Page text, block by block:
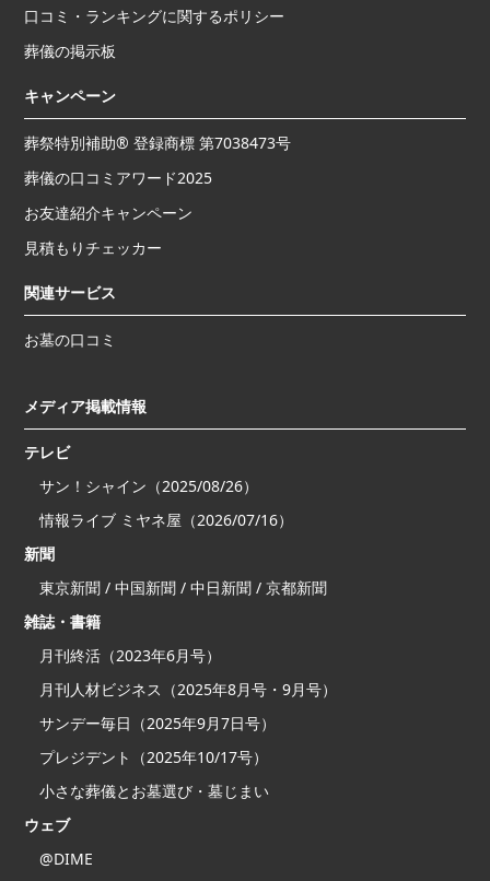
口コミ・ランキングに関するポリシー
葬儀の掲示板
キャンペーン
葬祭特別補助® 登録商標 第7038473号
葬儀の口コミアワード2025
お友達紹介キャンペーン
見積もりチェッカー
関連サービス
お墓の口コミ
メディア掲載情報
テレビ
サン！シャイン（2025/08/26）
情報ライブ ミヤネ屋（2026/07/16）
新聞
東京新聞 / 中国新聞 / 中日新聞 / 京都新聞
雑誌・書籍
月刊終活（2023年6月号）
月刊人材ビジネス（2025年8月号・9月号）
サンデー毎日（2025年9月7日号）
プレジデント（2025年10/17号）
小さな葬儀とお墓選び・墓じまい
ウェブ
@DIME